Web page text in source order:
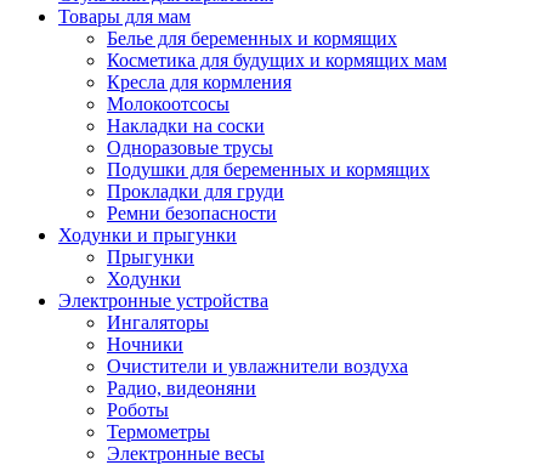
Товары для мам
Белье для беременных и кормящих
Косметика для будущих и кормящих мам
Кресла для кормления
Молокоотсосы
Накладки на соски
Одноразовые трусы
Подушки для беременных и кормящих
Прокладки для груди
Ремни безопасности
Ходунки и прыгунки
Прыгунки
Ходунки
Электронные устройства
Ингаляторы
Ночники
Очистители и увлажнители воздуха
Радио, видеоняни
Роботы
Термометры
Электронные весы